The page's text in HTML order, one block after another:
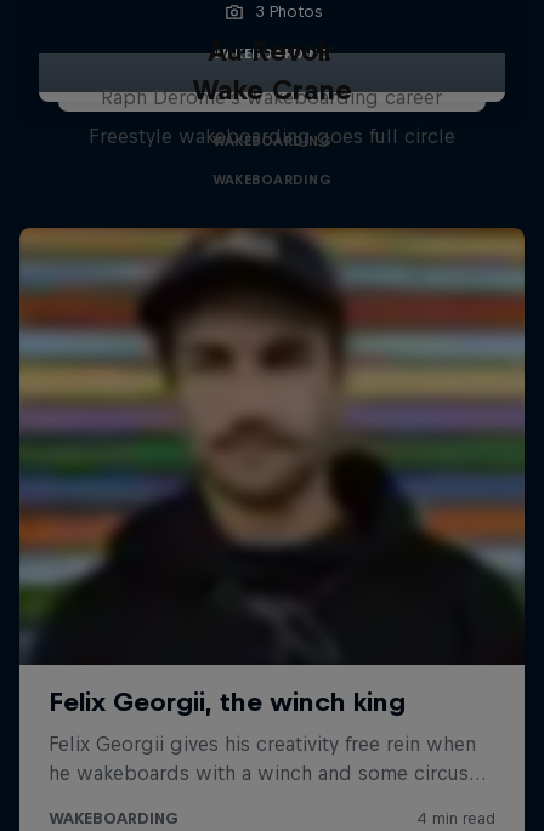
3 Photos
WAKEBOARDING
Au Revoir
Raph Derome's wakeboarding career
WAKEBOARDING
Wake Crane
Freestyle wakeboarding goes full circle
WAKEBOARDING